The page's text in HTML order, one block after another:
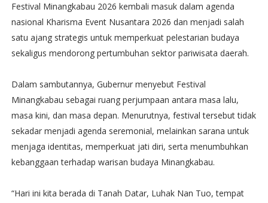
Festival Minangkabau 2026 kembali masuk dalam agenda
nasional Kharisma Event Nusantara 2026 dan menjadi salah
satu ajang strategis untuk memperkuat pelestarian budaya
sekaligus mendorong pertumbuhan sektor pariwisata daerah.
Dalam sambutannya, Gubernur menyebut Festival
Minangkabau sebagai ruang perjumpaan antara masa lalu,
masa kini, dan masa depan. Menurutnya, festival tersebut tidak
sekadar menjadi agenda seremonial, melainkan sarana untuk
menjaga identitas, memperkuat jati diri, serta menumbuhkan
kebanggaan terhadap warisan budaya Minangkabau.
“Hari ini kita berada di Tanah Datar, Luhak Nan Tuo, tempat